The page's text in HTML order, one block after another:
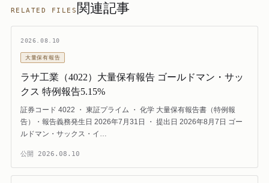
RELATED FILES 関連記事
2026.08.10
大量保有報告
ラサ工業（4022）大量保有報告 ゴールドマン・サッ
クス 特例報告5.15%
証券コード 4022 ・ 東証プライム ・ 化学 大量保有報告書（特例報
告）・報告義務発生日 2026年7月31日 ・ 提出日 2026年8月7日 ゴー
ルドマン・サックス・イ…
公開 2026.08.10